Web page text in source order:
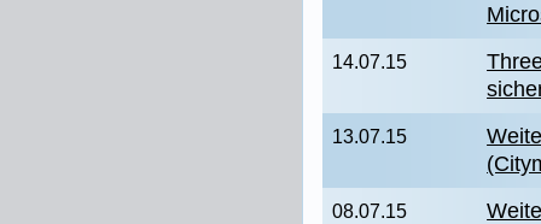
14.07.15
13.07.15
08.07.15